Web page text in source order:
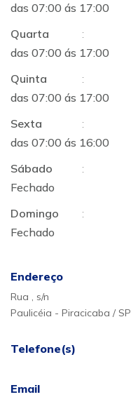
das 07:00 ás 17:00
Quarta
:
das 07:00 ás 17:00
Quinta
:
das 07:00 ás 17:00
Sexta
:
das 07:00 ás 16:00
Sábado
:
Fechado
Domingo
:
Fechado
Endereço
Rua , s/n
Paulicéia - Piracicaba / SP
Telefone(s)
Email